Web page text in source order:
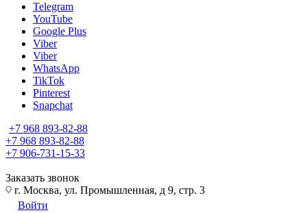
Telegram
YouTube
Google Plus
Viber
Viber
WhatsApp
TikTok
Pinterest
Snapchat
+7 968 893-82-88
+7 968 893-82-88
+7 906-731-15-33
Заказать звонок
г. Москва, ул. Промышленная, д 9, стр. 3
Войти